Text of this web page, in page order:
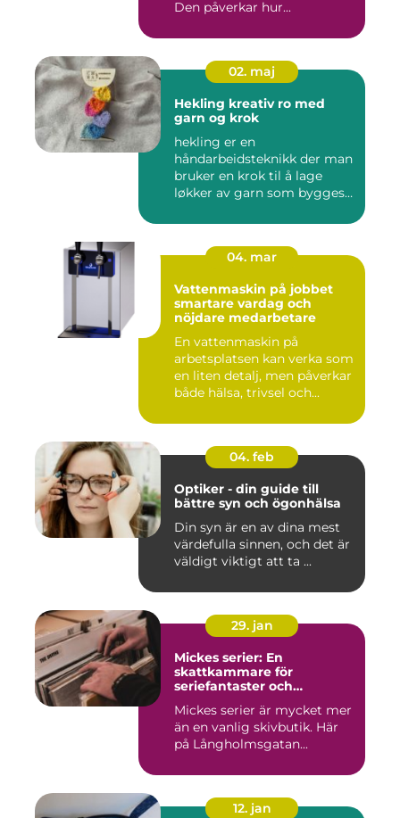
Den påverkar hur...
02. maj
Hekling kreativ ro med
garn og krok
hekling er en
håndarbeidsteknikk der man
bruker en krok til å lage
løkker av garn som bygges
04. mar
Vattenmaskin på jobbet
smartare vardag och
nöjdare medarbetare
En vattenmaskin på
arbetsplatsen kan verka som
en liten detalj, men påverkar
både hälsa, trivsel och...
04. feb
Optiker - din guide till
bättre syn och ögonhälsa
Din syn är en av dina mest
värdefulla sinnen, och det är
väldigt viktigt att ta ...
29. jan
Mickes serier: En
skattkammare för
seriefantaster och
Mickes serier är mycket mer
än en vanlig skivbutik. Här
på Långholmsgatan...
12. jan